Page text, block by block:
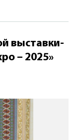
выставки-
– 2025»